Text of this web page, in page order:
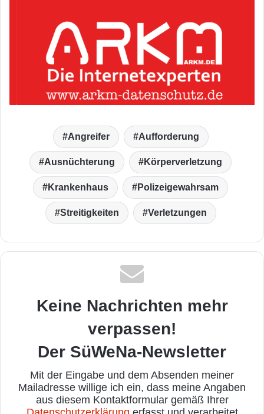
Angreifer Aufforderung
Ausnüchterung Körperverletzung
Krankenhaus Polizeigewahrsam
Streitigkeiten Verletzungen
Keine Nachrichten mehr
verpassen!
Der SüWeNa-Newsletter
Mit der Eingabe und dem Absenden meiner
Mailadresse willige ich ein, dass meine Angaben
aus diesem Kontaktformular gemäß Ihrer